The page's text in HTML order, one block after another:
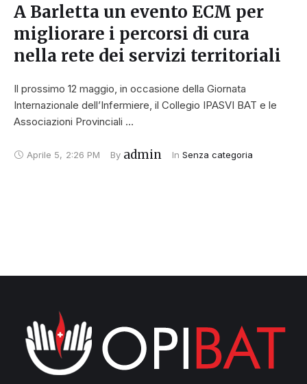
A Barletta un evento ECM per
migliorare i percorsi di cura
nella rete dei servizi territoriali
Il prossimo 12 maggio, in occasione della Giornata
Internazionale dell’Infermiere, il Collegio IPASVI BAT e le
Associazioni Provinciali …
Aprile 5, 2:26 PM By admin In Senza categoria